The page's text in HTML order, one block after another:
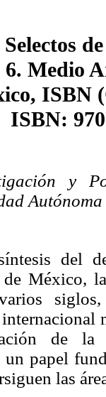
Selectos
Medio
ISBN
ISBN:
y
del
México,
varios
de la
papel
las